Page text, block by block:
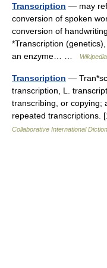
Transcription — may
conversion of spoken
conversion of
*Transcription
an enzyme… …
Wikipedia
Transcription —
transcription, L.
transcribing, or copying;
repeated
Collaborative International